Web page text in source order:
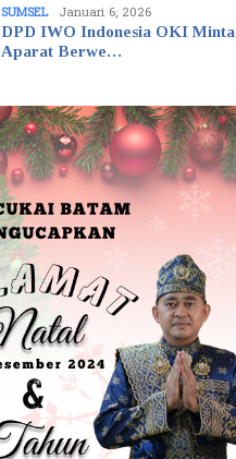
SUMSEL Januari 6, 2026
DPD IWO Indonesia OKI Minta
Aparat Berwe…